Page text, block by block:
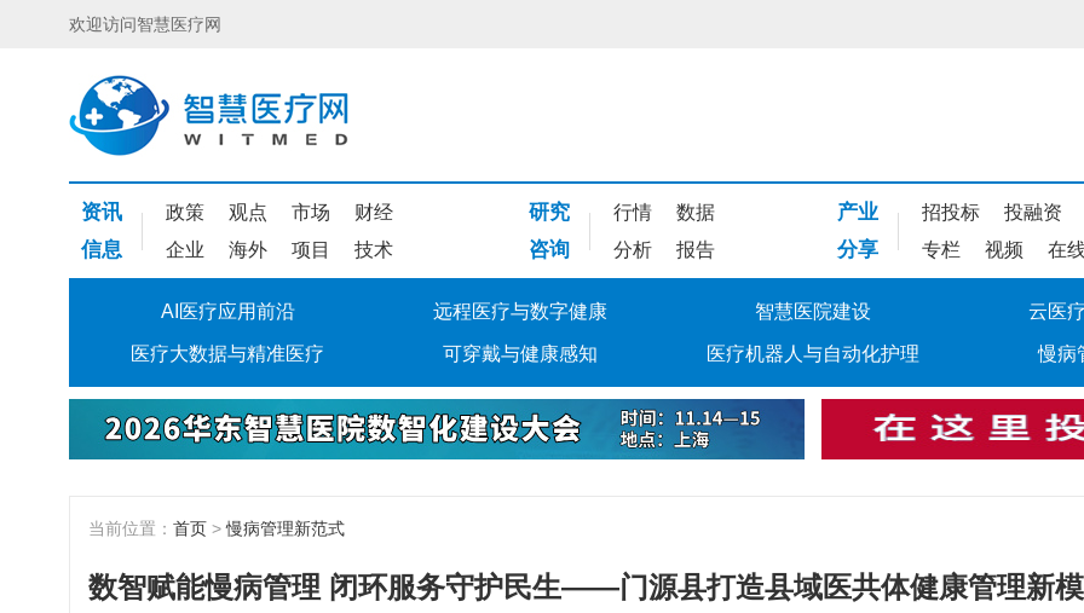
欢迎访问智慧医疗网
资讯 政策 观点 市场 财经
信息 企业 海外 项目 技术
研究 行情 数据
咨询 分析 报告
产业 招投标 投融资
分享 专栏 视频 在
AI医疗应用前沿 远程医疗与数字健康 智慧医院建设 云医
医疗大数据与精准医疗 可穿戴与健康感知 医疗机器人与自动化护理 慢病
当前位置： 首页 >慢病管理新范式
数智赋能慢病管理 闭环服务守护民生——门源县打造县域医共体健康管理新模